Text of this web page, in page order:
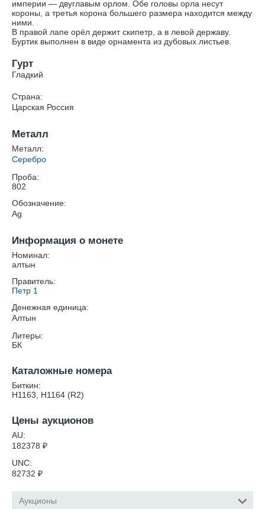
империи — двуглавым орлом. Обе головы орла несут
короны, а третья корона большего размера находится между
ними.
В правой лапе орёл держит скипетр, а в левой державу.
Буртик выполнен в виде орнамента из дубовых листьев.
Гурт
Гладкий
Страна:
Царская Россия
Металл
Металл:
Серебро
Проба:
802
Обозначение:
Ag
Информация о монете
Номинал:
алтын
Правитель:
Петр 1
Денежная единица:
Алтын
Литеры:
БК
Каталожные номера
Биткин:
Н1163, Н1164 (R2)
Цены аукционов
AU:
182378 ₽
UNC:
82732 ₽
Аукционы